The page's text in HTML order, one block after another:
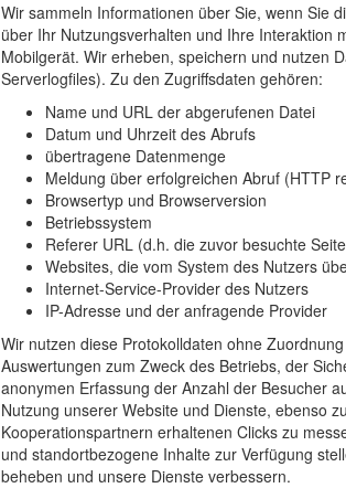
Wir sammeln Informationen über Sie, wenn Sie
über Ihr Nutzungsverhalten und Ihre Interaktion
Mobilgerät. Wir erheben, speichern und nutzen
Serverlogfiles). Zu den Zugriffsdaten gehören:
Name und URL der abgerufenen Datei
Datum und Uhrzeit des Abrufs
übertragene Datenmenge
Meldung über erfolgreichen Abruf (HTTP
Browsertyp und Browserversion
Betriebssystem
Referer URL (d.h. die zuvor besuchte
Websites, die vom System des Nutzers
Internet-Service-Provider des Nutzers
IP-Adresse und der anfragende Provider
Wir nutzen diese Protokolldaten ohne
Auswertungen zum Zweck des Betriebs, der
anonymen Erfassung der Anzahl der Besucher
Nutzung unserer Website und Dienste, ebenso
Kooperationspartnern erhaltenen Clicks zu
und standortbezogene Inhalte zur Verfügung
beheben und unsere Dienste verbessern.